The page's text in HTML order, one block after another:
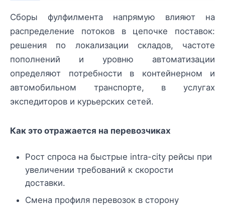
Сборы фулфилмента напрямую влияют на
распределение потоков в цепочке поставок:
решения по локализации складов, частоте
пополнений и уровню автоматизации
определяют потребности в контейнерном и
автомобильном транспорте, в услугах
экспедиторов и курьерских сетей.
Как это отражается на перевозчиках
Рост спроса на быстрые intra-city рейсы при
увеличении требований к скорости
доставки.
Смена профиля перевозок в сторону